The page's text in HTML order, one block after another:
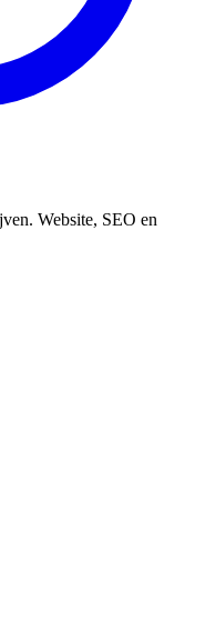
Website, SEO en